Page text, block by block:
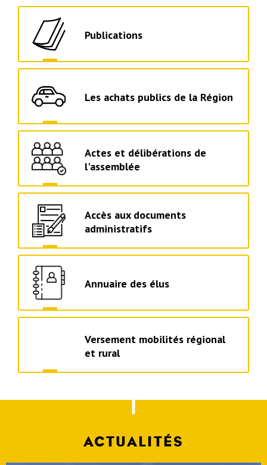
Publications
Les achats publics de la Région
Actes et délibérations de
l'assemblée
Accès aux documents
administratifs
Annuaire des élus
Versement mobilités régional
et rural
ACTUALITÉS